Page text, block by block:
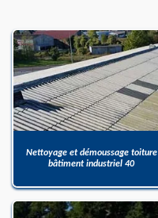
Nettoyage et démoussage toiture
bâtiment industriel 40